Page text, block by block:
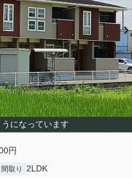
うになっています
円
間取り 2LDK